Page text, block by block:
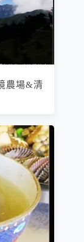
農場&清